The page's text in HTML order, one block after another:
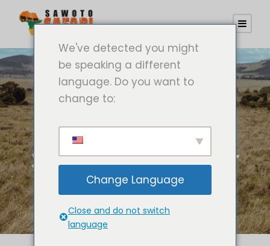
Kategorie
Simbabwe
Selbstfahrertour
en
We've detected you might
be speaking a different
language. Do you want to
change to:
Change Language
Close and do not switch
language